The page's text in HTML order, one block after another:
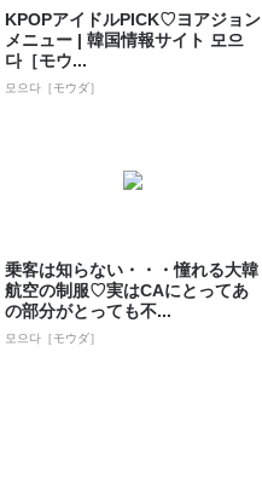
KPOPアイドルPICK♡ヨアジョン
メニュー | 韓国情報サイト 모으
다［モウ...
모으다［モウダ］
乗客は知らない・・・憧れる大韓
航空の制服♡実はCAにとってあ
の部分がとっても不...
모으다［モウダ］